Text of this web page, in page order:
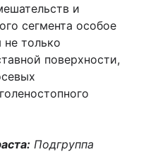
и
сегмента особое
не только
поверхности,
Подгруппа